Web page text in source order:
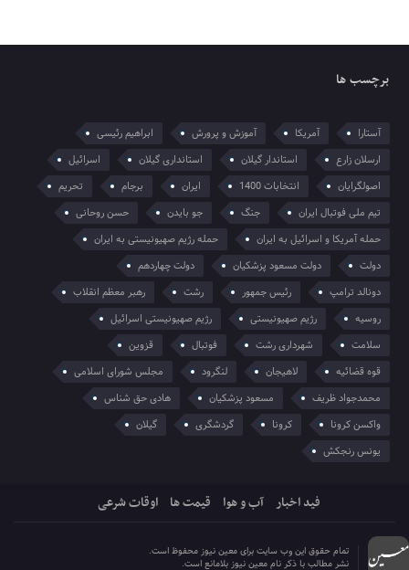
برچسب ها
آستارا آمریکا آموزش و پرورش
ابراهیم رئیسی
ارسلان زارع
استاندار گیلان استانداری گیلان
اسرائیل
اصولگرایان
انتخابات 1400 ایران برجام
تحریم
تیم ملی فوتبال ایران
جنگ جو بایدن
حسن روحانی
حمله آمریکا و اسرائیل به ایران
حمله رژیم صهیونیستی به ایران
دولت
دولت مسعود پزشکیان
دولت چهاردهم
دونالد ترامپ
رئیس جمهور رشت
رهبر معظم انقلاب
روسیه
رژیم صهیونیستی
رژیم صهیونیستی اسرائیل
سلامت
شهرداری رشت فوتبال
قزوین
قوه قضائیه
لاهیجان لنگرود
مجلس شورای اسلامی
محمدجواد ظریف
مسعود پزشکیان
هادی حق شناس
واکسن کرونا
کرونا گردشگری
گیلان
یونس رنجکش
فید اخبار آب و هوا قیمت ها اوقات شرعی
تمام حقوق این وب سایت برای معین نیوز محفوظ است.
نشر مطالب با ذکر نام معین نیوز بلامانع است.